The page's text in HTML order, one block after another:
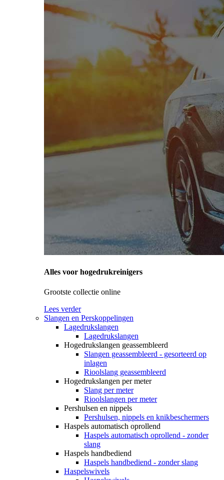
Alles voor hogedrukreinigers
Grootste collectie online
Lees verder
Slangen en Perskoppelingen
Lagedrukslangen
Lagedrukslangen
Hogedrukslangen geassembleerd
Slangen geassembleerd - gesorteerd op
inlagen
Rioolslang geassembleerd
Hogedrukslangen per meter
Slang per meter
Rioolslangen per meter
Pershulsen en nippels
Pershulsen, nippels en knikbeschermers
Haspels automatisch oprollend
Haspels automatisch oprollend - zonder
slang
Haspels handbediend
Haspels handbediend - zonder slang
Haspelswivels